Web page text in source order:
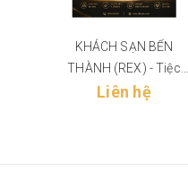
KHÁCH SẠN BẾN
THÀNH (REX) - Tiệc
Teabreak
Liên hệ